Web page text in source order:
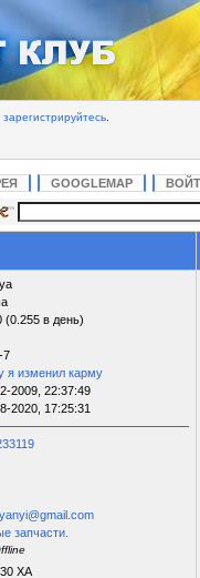
зарегистрируйтесь
GOOGLEMAP
(0.255 в день)
7
я изменил карму
2009, 22:37:49
2020, 17:25:31
запчасти.
XA